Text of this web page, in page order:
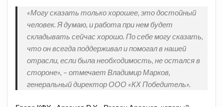
«Могу сказать только хорошее, это достойный
человек. Я думаю, и работа при нем будет
складывать сейчас хорошо. По себе могу сказать,
что он всегда поддерживал и помогал в нашей
отрасли, если была необходимость, не остался в
стороне», – отмечает Владимир Марков,
генеральный директор ООО «КХ Победитель».